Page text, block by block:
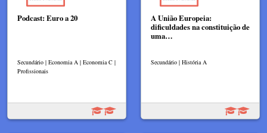
Podcast: Euro a 20
Secundário | Economia A | Economia C |
Profissionais
A União Europeia:
dificuldades na constituição de
uma…
Secundário | História A